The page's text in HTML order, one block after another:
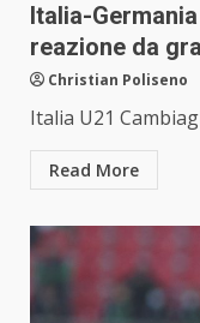
Italia-
reazione da
Christian Poliseno
Italia U21
Read More